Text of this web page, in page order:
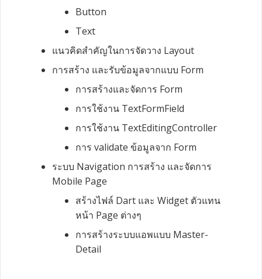
Button
Text
แนวคิดสำคัญในการจัดวาง Layout
การสร้าง และรับข้อมูลจากแบบ Form
การสร้างและจัดการ Form
การใช้งาน TextFormField
การใช้งาน TextEditingController
การ validate ข้อมูลจาก Form
ระบบ Navigation การสร้าง และจัดการ
Mobile Page
สร้างไฟล์ Dart และ Widget ตัวแทน
หน้า Page ต่างๆ
การสร้างระบบแอพแบบ Master-
Detail